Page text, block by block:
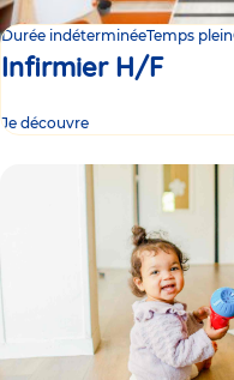
Durée indéterminéeTemps plein
Infirmier H/F
Je découvre